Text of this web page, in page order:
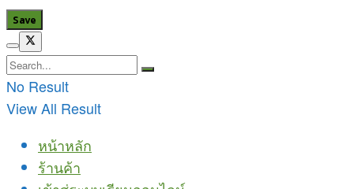
No Result
View All Result
หน้าหลัก
ร้านค้า